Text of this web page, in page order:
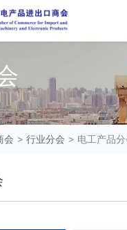
会 > 行业分会 > 电工产品分